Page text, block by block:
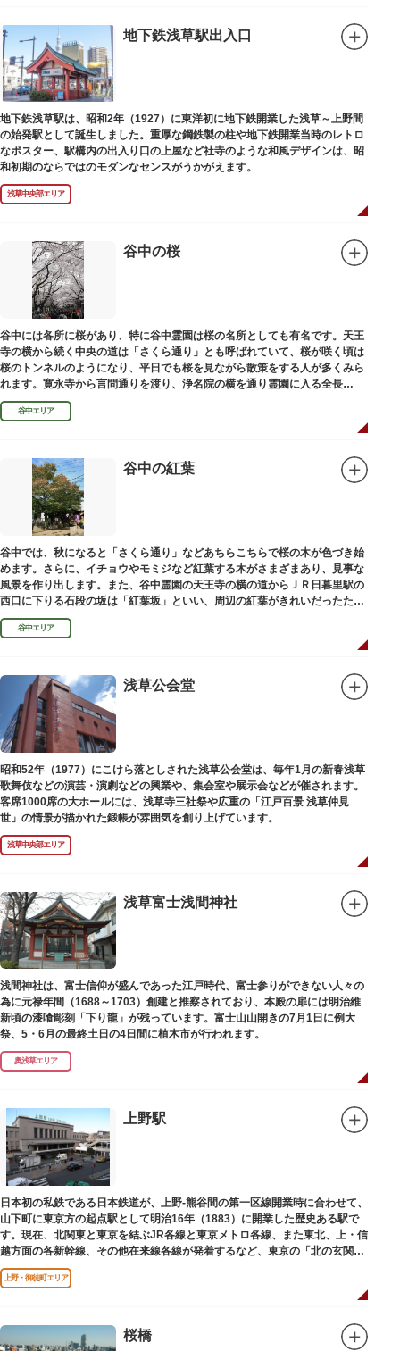
地下鉄浅草駅出入口
地下鉄浅草駅は、昭和2年（1927）に東洋初に地下鉄開業した浅草～上野間
の始発駅として誕生しました。重厚な鋼鉄製の柱や地下鉄開業当時のレトロ
なポスター、駅構内の出入り口の上屋など社寺のような和風デザインは、昭
和初期のならではのモダンなセンスがうかがえます。
浅草中央部エリア
谷中の桜
谷中には各所に桜があり、特に谷中霊園は桜の名所としても有名です。天王
寺の横から続く中央の道は「さくら通り」とも呼ばれていて、桜が咲く頃は
桜のトンネルのようになり、平日でも桜を見ながら散策をする人が多くみら
れます。寛永寺から言問通りを渡り、浄名院の横を通り霊園に入る全長
100mの桜並木や、霊園内に点在する大木なども見事です。
谷中エリア
谷中の紅葉
谷中では、秋になると「さくら通り」などあちらこちらで桜の木が色づき始
めます。さらに、イチョウやモミジなど紅葉する木がさまざまあり、見事な
風景を作り出します。また、谷中霊園の天王寺の横の道からＪＲ日暮里駅の
西口に下りる石段の坂は「紅葉坂」といい、周辺の紅葉がきれいだったため
このように命名されたという説があります。
谷中エリア
浅草公会堂
昭和52年（1977）にこけら落としされた浅草公会堂は、毎年1月の新春浅草
歌舞伎などの演芸・演劇などの興業や、集会室や展示会などが催されます。
客席1000席の大ホールには、浅草寺三社祭や広重の「江戸百景 浅草仲見
世」の情景が描かれた鍛帳が雰囲気を創り上げています。
浅草中央部エリア
浅草富士浅間神社
浅間神社は、富士信仰が盛んであった江戸時代、富士参りができない人々の
為に元禄年間（1688～1703）創建と推察されており、本殿の扉には明治維
新頃の漆喰彫刻「下り龍」が残っています。富士山山開きの7月1日に例大
祭、5・6月の最終土日の4日間に植木市が行われます。
奥浅草エリア
上野駅
日本初の私鉄である日本鉄道が、上野-熊谷間の第一区線開業時に合わせて、
山下町に東京方の起点駅として明治16年（1883）に開業した歴史ある駅で
す。現在、北関東と東京を結ぶJR各線と東京メトロ各線、また東北、上・信
越方面の各新幹線、その他在来線各線が発着するなど、東京の「北の玄関
口」として機能しています。
上野・御徒町エリア
桜橋